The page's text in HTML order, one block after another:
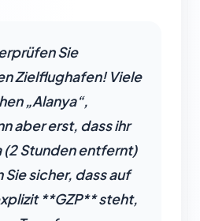
Sie
Zielflughafen! Viele
„Alanya“,
aber erst, dass ihr
(2 Stunden entfernt)
sicher, dass auf
**GZP** steht,